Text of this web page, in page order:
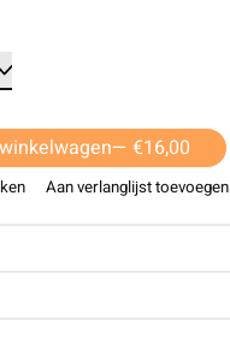
— €16,00
Aan verlanglijst toevoegen